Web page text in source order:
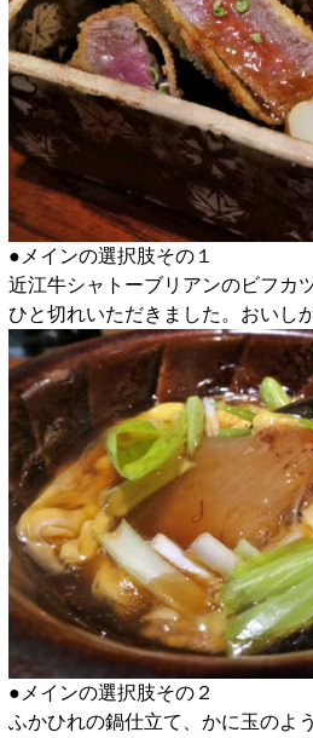
●メインの選択肢その１
近江牛シャトーブリアンのビフカツ
ひと切れいただきました。おいし
●メインの選択肢その２
ふかひれの鍋仕立て、かに玉のよ